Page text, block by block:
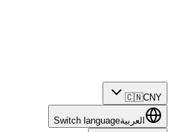
🇨🇳CNY
العربيةSwitch language